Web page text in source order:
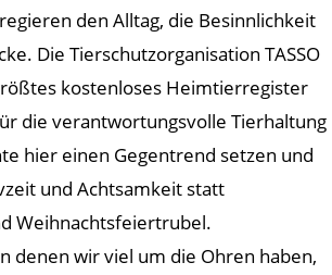
den Alltag, die Besinnlichkeit
Die Tierschutzorganisation TASSO
kostenloses Heimtierregister
die verantwortungsvolle Tierhaltung
hier einen Gegentrend setzen und
und Achtsamkeit statt
Weihnachtsfeiertrubel.
denen wir viel um die Ohren haben,